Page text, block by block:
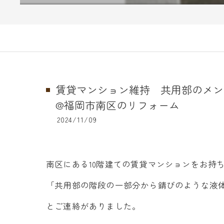
賃貸マンション維持 共用部のメ
@福岡市南区のリフォーム
2024/11/09
南区にある10階建ての賃貸マンションをお持
「共用部の階段の一部分から錆びのような液
とご連絡がありました。